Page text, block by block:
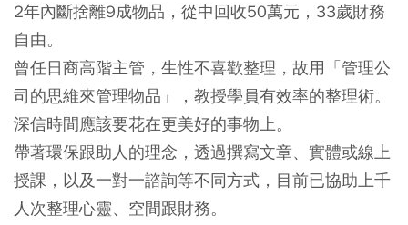
2年內斷捨離9成物品，從中回收50萬元，33歲財務
自由。
曾任日商高階主管，生性不喜歡整理，故用「管理公
司的思維來管理物品」，教授學員有效率的整理術。
深信時間應該要花在更美好的事物上。
帶著環保跟助人的理念，透過撰寫文章、實體或線上
授課，以及一對一諮詢等不同方式，目前已協助上千
人次整理心靈、空間跟財務。